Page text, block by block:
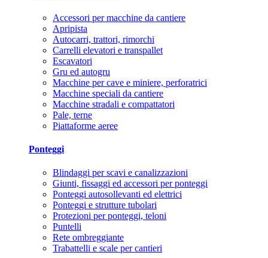
Accessori per macchine da cantiere
Apripista
Autocarri, trattori, rimorchi
Carrelli elevatori e transpallet
Escavatori
Gru ed autogru
Macchine per cave e miniere, perforatrici
Macchine speciali da cantiere
Macchine stradali e compattatori
Pale, terne
Piattaforme aeree
Ponteggi
Blindaggi per scavi e canalizzazioni
Giunti, fissaggi ed accessori per ponteggi
Ponteggi autosollevanti ed elettrici
Ponteggi e strutture tubolari
Protezioni per ponteggi, teloni
Puntelli
Rete ombreggiante
Trabattelli e scale per cantieri